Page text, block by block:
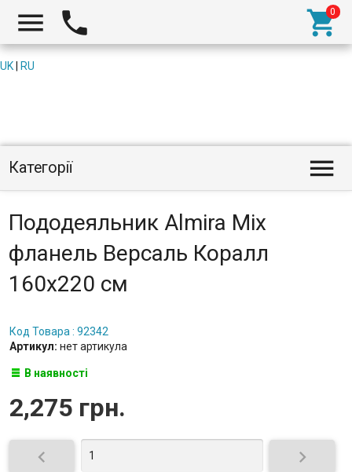
  
UK RU
Категорії 
Пододеяльник Almira Mix
фланель Версаль Коралл
160x220 см
Код Товара : 92342
Артикул: нет артикула
В наявності
2,275 грн.
 